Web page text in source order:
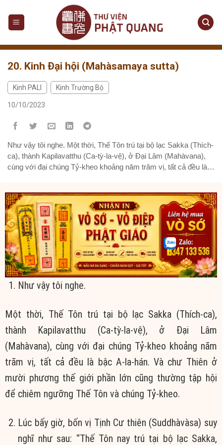
content
20. Kinh Ðại hội (Mahàsamaya sutta)
Kinh PALI Kinh Trường Bộ
10/10/2023
Như vậy tôi nghe. Một thời, Thế Tôn trú tại bộ lạc Sakka (Thích-
ca), thành Kapilavatthu (Ca-tỳ-la-vệ), ở Ðại Lâm (Mahàvana),
cùng với đại chúng Tỷ-kheo khoảng năm trăm vị, tất cả đều là
Như vậy tôi nghe.
Một thời, Thế Tôn trú tại bộ lạc Sakka (Thích-ca),
thành Kapilavatthu (Ca-tỳ-la-vệ), ở Ðại Lâm
(Mahàvana), cùng với đại chúng Tỷ-kheo khoảng năm
trăm vị, tất cả đều là bậc A-la-hán. Và chư Thiên ở
mười phương thế giới phần lớn cũng thường tập hội
để chiêm ngưỡng Thế Tôn và chúng Tỷ-kheo.
Lúc bấy giờ, bốn vị Tịnh Cư thiên (Suddhàvàsa) suy
nghĩ như sau: “Thế Tôn nay trú tại bộ lạc Sakka,